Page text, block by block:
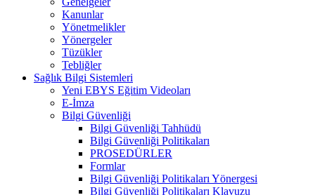
Kanunlar
Yönetmelikler
Yönergeler
Tüzükler
Tebliğler
Sağlık Bilgi Sistemleri
Yeni EBYS Eğitim Videoları
E-İmza
Bilgi Güvenliği
Bilgi Güvenliği Tahhüdü
Bilgi Güvenliği Politikaları
PROSEDÜRLER
Formlar
Bilgi Güvenliği Politikaları Yönergesi
Bilgi Güvenliği Politikaları Klavuzu